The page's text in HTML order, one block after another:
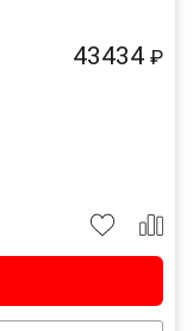
43434 ₽